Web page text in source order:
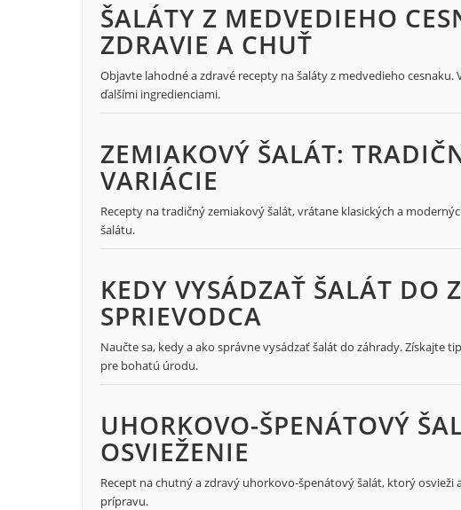
ŠALÁTY Z MEDVEDIEHO
ZDRAVIE A CHUŤ
Objavte lahodné a zdravé recepty na šaláty z medvedieho
ďalšími ingredienciami.
ZEMIAKOVÝ ŠALÁT:
VARIÁCIE
Recepty na tradičný zemiakový šalát, vrátane klasických a
šalátu.
KEDY VYSÁDZAŤ ŠALÁT DO
SPRIEVODCA
Naučte sa, kedy a ako správne vysádzať šalát do záhrady. Získajte
pre bohatú úrodu.
UHORKOVO-ŠPENÁTOVÝ
OSVIEŽENIE
Recept na chutný a zdravý uhorkovo-špenátový šalát, ktorý
prípravu.